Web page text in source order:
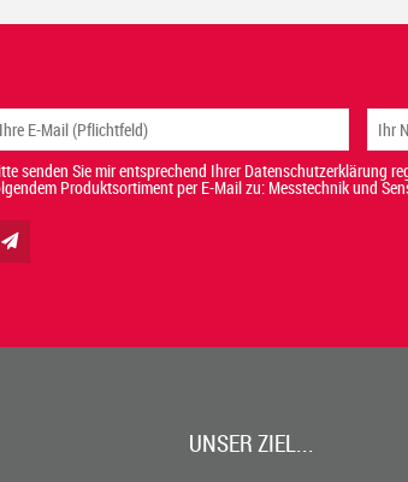
senden Sie mir entsprechend Ihrer Datenschutzerklärung
Produktsortiment per E-Mail zu: Messtechnik und
UNSER ZIEL...